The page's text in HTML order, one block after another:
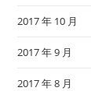
2017 年 10 月
2017 年 9 月
2017 年 8 月